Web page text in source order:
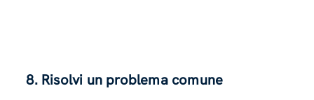
8. Risolvi un problema comune